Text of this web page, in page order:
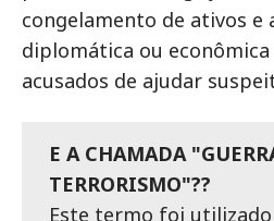
congelamento de ativos e
diplomática ou
acusados de ajudar
E A CHAMADA
TERRORISMO"??
Este termo foi